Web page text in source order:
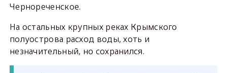
Чернореченское.
На остальных крупных реках Крымского
полуострова расход воды, хоть и
незначительный, но сохранился.